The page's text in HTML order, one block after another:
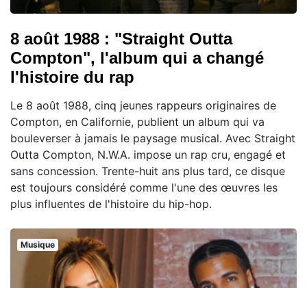
8 août 1988 : "Straight Outta
Compton", l'album qui a changé
l'histoire du rap
Le 8 août 1988, cinq jeunes rappeurs originaires de
Compton, en Californie, publient un album qui va
bouleverser à jamais le paysage musical. Avec Straight
Outta Compton, N.W.A. impose un rap cru, engagé et
sans concession. Trente-huit ans plus tard, ce disque
est toujours considéré comme l'une des œuvres les
plus influentes de l'histoire du hip-hop.
Musique